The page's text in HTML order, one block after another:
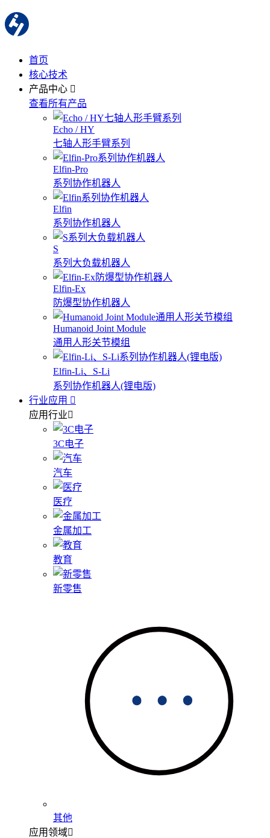
首页
核心技术
产品中心
查看所有产品
Echo / HY
七轴人形手臂系列
Elfin-Pro
系列协作机器人
Elfin
系列协作机器人
S
系列大负载机器人
Elfin-Ex
防爆型协作机器人
Humanoid Joint Module
通用人形关节模组
Elfin-Li、S-Li
系列协作机器人(锂电版)
行业应用
应用行业
3C电子
汽车
医疗
金属加工
教育
新零售
其他
应用领域